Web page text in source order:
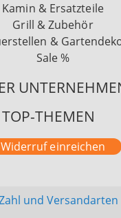
Kamin & Ersatzteile
Grill & Zubehör
&
Sale %
TOP-THEMEN
Widerruf einreichen